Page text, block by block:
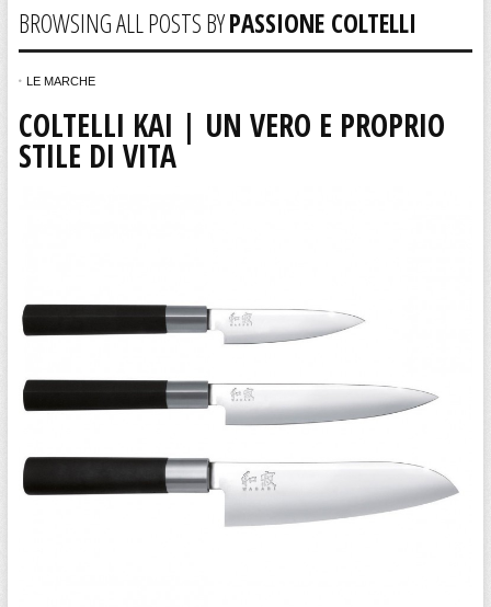
BROWSING ALL POSTS BYPASSIONE COLTELLI
LE MARCHE
COLTELLI KAI | UN VERO E PROPRIO
STILE DI VITA